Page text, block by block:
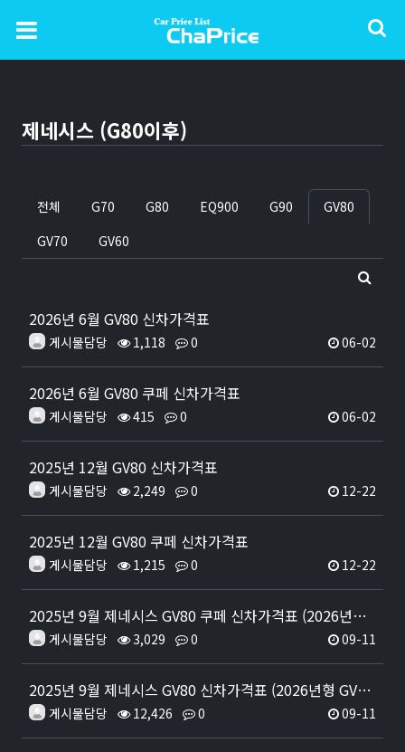
제네시스 (G80이후)
전체 G70 G80 EQ900 G90
GV80
GV70
GV60
2026년 6월 GV80 신차가격표
게시물담당 1,118 0 06-02
2026년 6월 GV80 쿠페 신차가격표
게시물담당 415 0 06-02
2025년 12월 GV80 신차가격표
게시물담당 2,249 0 12-22
2025년 12월 GV80 쿠페 신차가격표
게시물담당 1,215 0 12-22
2025년 9월 제네시스 GV80 쿠페 신차가격표 (2026년형 GV80 쿠페 출시)
게시물담당 3,029 0 09-11
2025년 9월 제네시스 GV80 신차가격표 (2026년형 GV80 출시)
게시물담당 12,426 0 09-11